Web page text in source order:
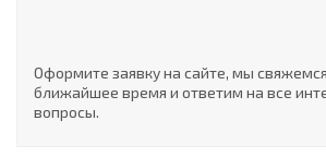
Оформите заявку на сайте, мы
ближайшее время и ответим на все
вопросы.